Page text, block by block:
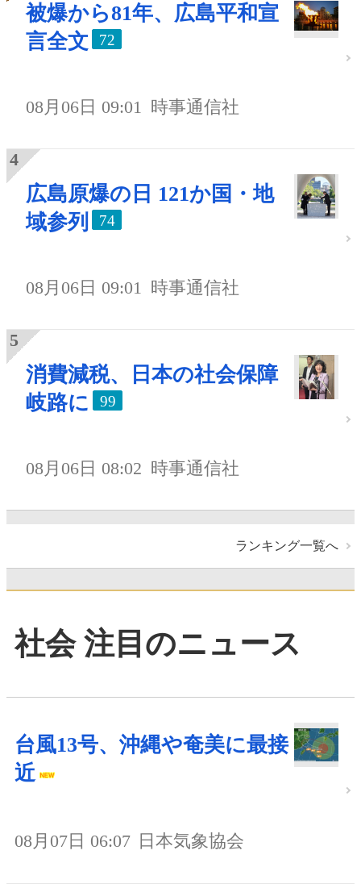
被爆から81年、広島平和宣
言全文
72
08月06日 09:01 時事通信社
広島原爆の日 121か国・地
域参列
74
08月06日 09:01 時事通信社
消費減税、日本の社会保障
岐路に
99
08月06日 08:02 時事通信社
ランキング一覧へ
社会 注目のニュース
台風13号、沖縄や奄美に最接
近
08月07日 06:07 日本気象協会